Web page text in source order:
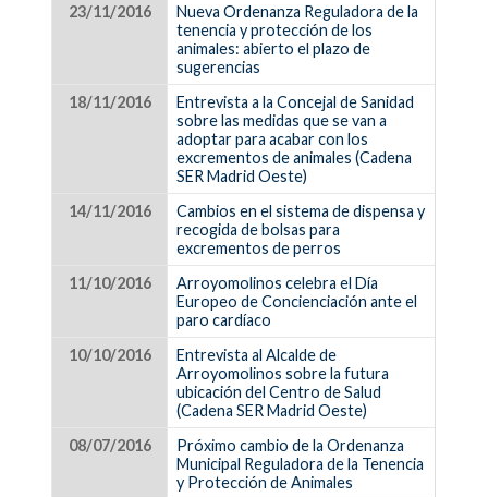
23/11/2016
Nueva Ordenanza Reguladora de la
tenencia y protección de los
animales: abierto el plazo de
sugerencias
18/11/2016
Entrevista a la Concejal de Sanidad
sobre las medidas que se van a
adoptar para acabar con los
excrementos de animales (Cadena
SER Madrid Oeste)
14/11/2016
Cambios en el sistema de dispensa y
recogida de bolsas para
excrementos de perros
11/10/2016
Arroyomolinos celebra el Día
Europeo de Concienciación ante el
paro cardíaco
10/10/2016
Entrevista al Alcalde de
Arroyomolinos sobre la futura
ubicación del Centro de Salud
(Cadena SER Madrid Oeste)
08/07/2016
Próximo cambio de la Ordenanza
Municipal Reguladora de la Tenencia
y Protección de Animales